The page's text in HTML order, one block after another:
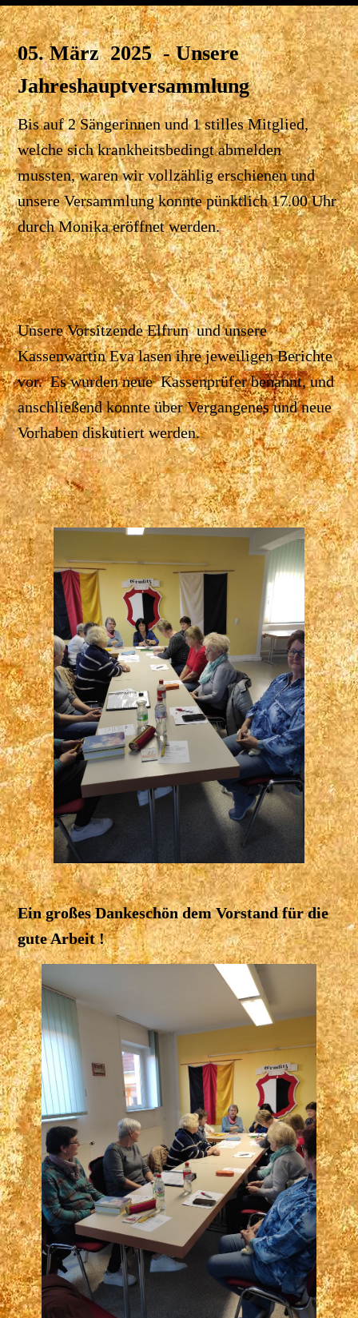
05. März 2025 - Unsere
Jahreshauptversammlung
Bis auf 2 Sängerinnen und 1 stilles Mitglied,
welche sich krankheitsbedingt abmelden
mussten, waren wir vollzählig erschienen und
unsere Versammlung konnte pünktlich 17.00 Uhr
durch Monika eröffnet werden.
Unsere Vorsitzende Elfrun und unsere
Kassenwartin Eva lasen ihre jeweiligen Berichte
vor.Es wurden neue Kassenprüfer benannt, und
anschließend konnte über Vergangenes und neue
Vorhaben diskutiert werden.
Ein großes Dankeschön dem Vorstand für die
gute Arbeit !